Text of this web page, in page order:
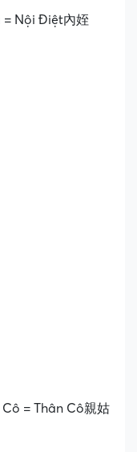
= Nội Điệt內姪
= Thân Cô親姑